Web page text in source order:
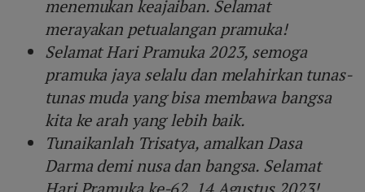
menemukan keajaiban. Selamat
merayakan petualangan pramuka!
Selamat Hari Pramuka 2023, semoga
pramuka jaya selalu dan melahirkan tunas-
tunas muda yang bisa membawa bangsa
kita ke arah yang lebih baik.
Tunaikanlah Trisatya, amalkan Dasa
Darma demi nusa dan bangsa. Selamat